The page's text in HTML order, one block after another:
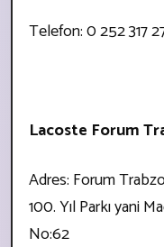
Telefon: 0 252 317
Lacoste Forum
Adres: Forum
100. Yıl Parkı yani
No:62